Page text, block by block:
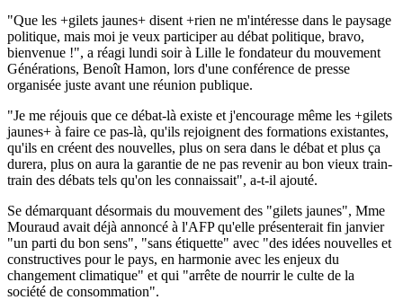
"Que les +gilets jaunes+ disent +rien ne m'intéresse dans le paysage
politique, mais moi je veux participer au débat politique, bravo,
bienvenue !", a réagi lundi soir à Lille le fondateur du mouvement
Générations, Benoît Hamon, lors d'une conférence de presse
organisée juste avant une réunion publique.
"Je me réjouis que ce débat-là existe et j'encourage même les +gilets
jaunes+ à faire ce pas-là, qu'ils rejoignent des formations existantes,
qu'ils en créent des nouvelles, plus on sera dans le débat et plus ça
durera, plus on aura la garantie de ne pas revenir au bon vieux train-
train des débats tels qu'on les connaissait", a-t-il ajouté.
Se démarquant désormais du mouvement des "gilets jaunes", Mme
Mouraud avait déjà annoncé à l'AFP qu'elle présenterait fin janvier
"un parti du bon sens", "sans étiquette" avec "des idées nouvelles et
constructives pour le pays, en harmonie avec les enjeux du
changement climatique" et qui "arrête de nourrir le culte de la
société de consommation".